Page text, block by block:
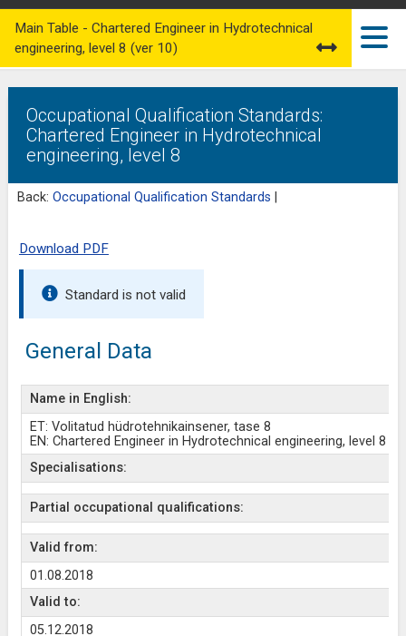
Occupational Qualification Standards:
Chartered Engineer in Hydrotechnical
engineering, level 8
Back: Occupational Qualification Standards
Main Table - Chartered Engineer in Hydrotechnical
engineering, level 8 (ver 10)
Download PDF
Standard is not valid
General Data
Name in English:
ET: Volitatud hüdrotehnikainsener, tase 8
EN: Chartered Engineer in Hydrotechnical engineering, level 8
Specialisations:
Partial occupational qualifications:
Valid from:
01.08.2018
Valid to:
05.12.2018